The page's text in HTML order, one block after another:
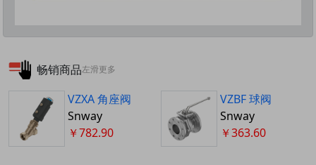
畅销商品左滑更多
VZXA 角座阀
Snway
￥782.90
VZBF 球阀
Snway
￥363.60